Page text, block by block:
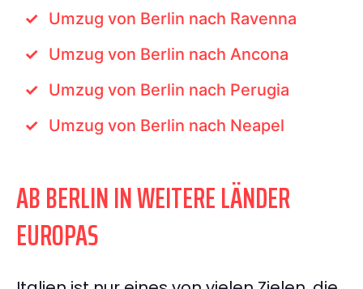
Umzug von Berlin nach Ravenna
Umzug von Berlin nach Ancona
Umzug von Berlin nach Perugia
Umzug von Berlin nach Neapel
AB BERLIN IN WEITERE LÄNDER
EUROPAS